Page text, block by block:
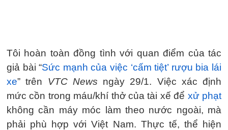
Tôi hoàn toàn đồng tình với quan điểm của tác
giả bài “Sức mạnh của việc ‘cấm tiệt’ rượu bia lái
xe” trên VTC News ngày 29/1. Việc xác định
mức cồn trong máu/khí thở của tài xế để xử phạt
không cần máy móc làm theo nước ngoài, mà
phải phù hợp với Việt Nam. Thực tế, thể hiện